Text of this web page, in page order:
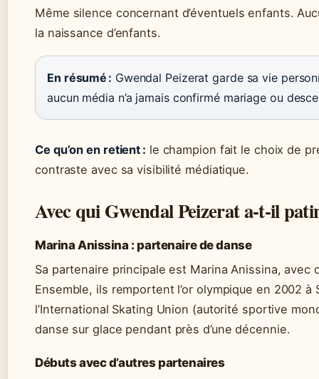
Même silence concernant d’éventuels enfants.
la naissance d’enfants.
En résumé : Gwendal Peizerat garde sa vie
aucun média n’a jamais confirmé mariage ou
Ce qu’on en retient : le champion fait le choix de
contraste avec sa visibilité médiatique.
Avec qui Gwendal Peizerat a-t-il
Marina Anissina : partenaire de danse
Sa partenaire principale est Marina Anissina, avec
Ensemble, ils remportent l’or olympique en 2002 à
l’International Skating Union (autorité sportive
danse sur glace pendant près d’une décennie.
Débuts avec d’autres partenaires